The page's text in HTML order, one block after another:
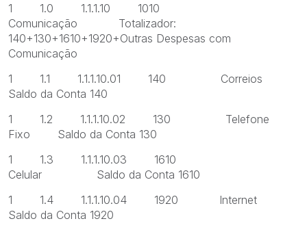
1 1.0 1.1.1.10 1010
Comunicação Totalizador:
140+130+1610+1920+Outras Despesas com
Comunicação
1 1.1 1.1.1.10.01 140 Correios
Saldo da Conta 140
1 1.2 1.1.1.10.02 130 Telefone
Fixo Saldo da Conta 130
1 1.3 1.1.1.10.03 1610
Celular Saldo da Conta 1610
1 1.4 1.1.1.10.04 1920 Internet
Saldo da Conta 1920